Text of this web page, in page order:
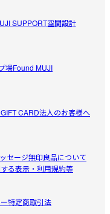
SUPPORT空間設計
場Found MUJI
CARD法人のお客様へ
セージ無印良品について
る表示・利用規約等
特定商取引法